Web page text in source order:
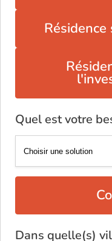
Quel est votre
Dans quelle(s)